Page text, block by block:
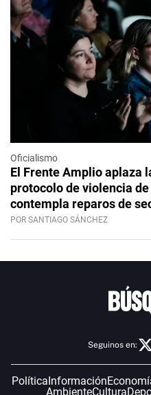
Oficialismo
El Frente Amplio aplaza
protocolo de violencia
contempla reparos de
POR SANTIAGO SÁNCHEZ
Seguinos en:
PolíticaInformación
AmbienteCultura